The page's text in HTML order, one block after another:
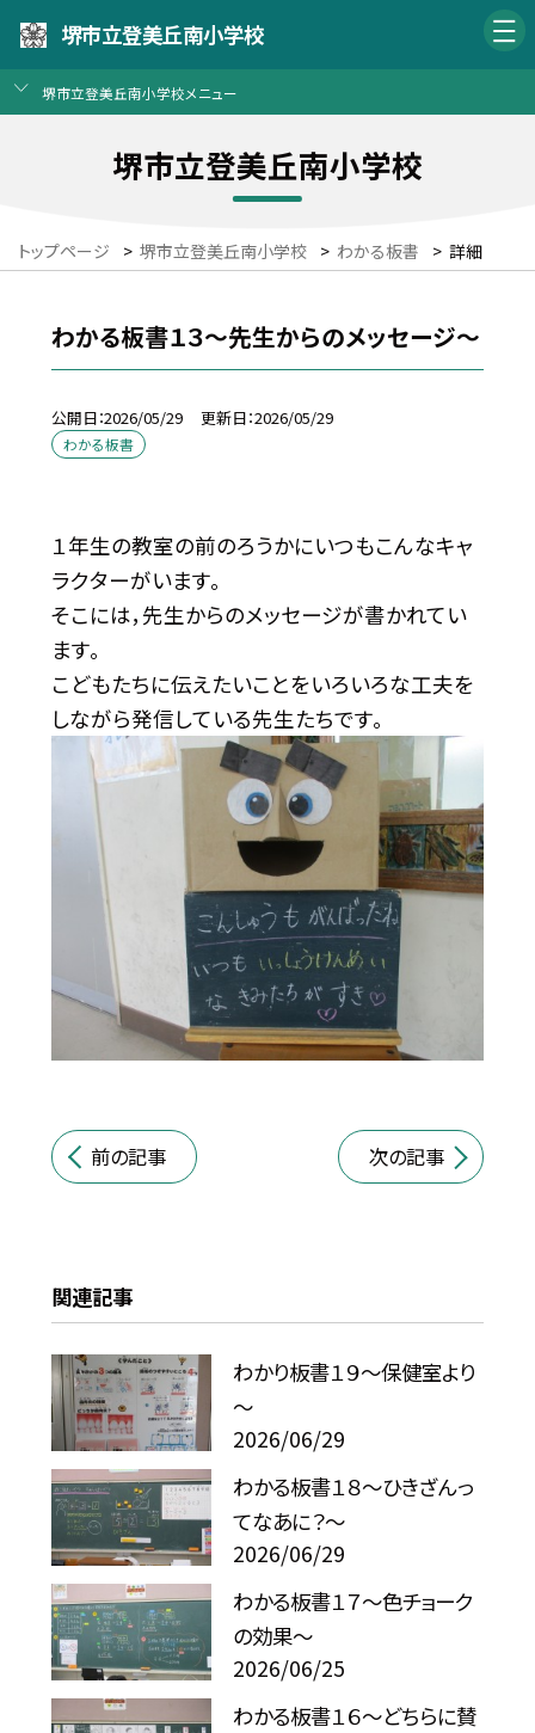
堺市立登美丘南小学校
堺市立登美丘南小学校メニュー
堺市立登美丘南小学校
トップページ > 堺市立登美丘南小学校 > わかる板書 > 詳細
わかる板書１３～先生からのメッセージ～
公開日 2026/05/29 更新日 2026/05/29
わかる板書
１年生の教室の前のろうかにいつもこんなキャ
ラクターがいます。
そこには，先生からのメッセージが書かれてい
ます。
こどもたちに伝えたいことをいろいろな工夫を
しながら発信している先生たちです。
前の記事 次の記事
関連記事
わかり板書１９～保健室より
～
2026/06/29
わかる板書１８～ひきざんっ
てなあに？～
2026/06/29
わかる板書１７～色チョーク
の効果～
2026/06/25
わかる板書１６～どちらに賛